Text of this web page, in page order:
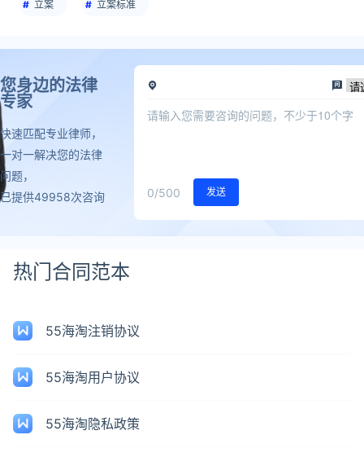
立案 立案标准
您身边的法律
专家
快速匹配专业律师，
一对一解决您的法律
问题，
已提供49958次咨询
0/500 发送
热门合同范本
55海淘注销协议
55海淘用户协议
55海淘隐私政策